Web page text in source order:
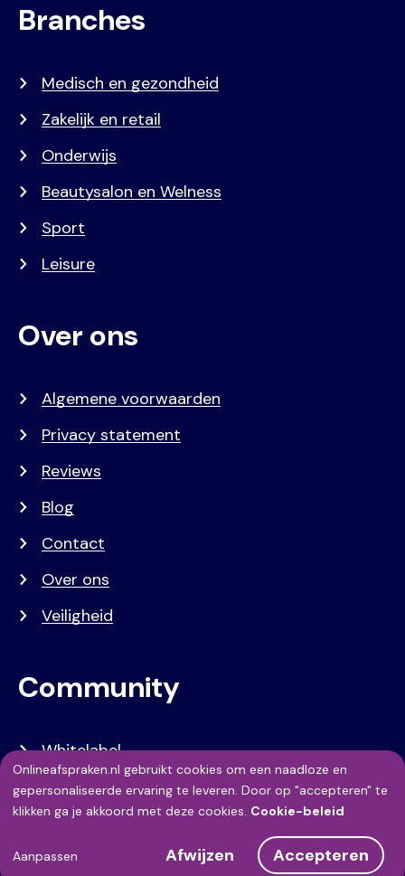
Branches
Medisch en gezondheid
Zakelijk en retail
Onderwijs
Beautysalon en Welness
Sport
Leisure
Over ons
Algemene voorwaarden
Privacy statement
Reviews
Blog
Contact
Over ons
Veiligheid
Community
Whitelabel
Developers
API Referentie
Referenties
Gebruik
van
persoonsgegevens
Onlineafspraken.nl gebruikt cookies om een naadloze en
gepersonaliseerde ervaring te leveren. Door op "accepteren" te
klikken ga je akkoord met deze cookies. Cookie-beleid
Aanpassen Afwijzen Accepteren